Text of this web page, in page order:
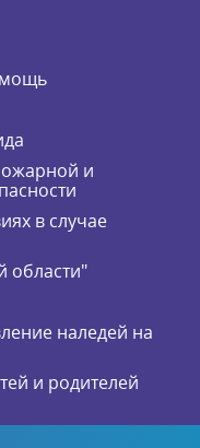
и
в случае
области"
наледей на
и родителей